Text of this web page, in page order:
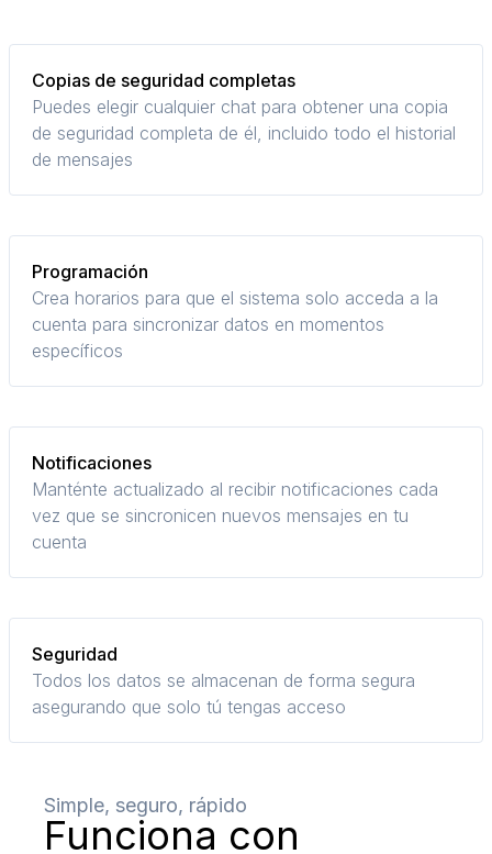
Copias de seguridad completas
Puedes elegir cualquier chat para obtener una copia
de seguridad completa de él, incluido todo el historial
de mensajes
Programación
Crea horarios para que el sistema solo acceda a la
cuenta para sincronizar datos en momentos
específicos
Notificaciones
Manténte actualizado al recibir notificaciones cada
vez que se sincronicen nuevos mensajes en tu
cuenta
Seguridad
Todos los datos se almacenan de forma segura
asegurando que solo tú tengas acceso
Simple, seguro, rápido
Funciona con